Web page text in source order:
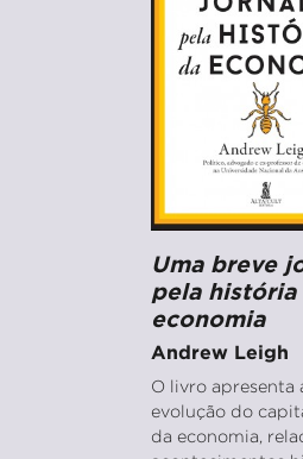
Uma breve
pela história
economia
Andrew Leigh
O livro apresenta
evolução do
da economia,